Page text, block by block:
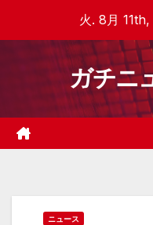
火. 8月
ガチニ
ニュース